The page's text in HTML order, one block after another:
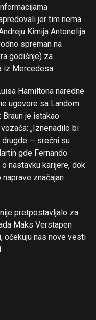
jer tim nema
Kimija Antonelija
spreman na
godišnje) za
iz Mercedesa.
Hamiltona naredne
ugovore sa Landom
je istakao
„Iznenadilo bi
— srećni su
gde Fernando
nastavku karijere, dok
značajan
pretpostavljalo za
Maks Verstapen
očekuju nas nove vesti